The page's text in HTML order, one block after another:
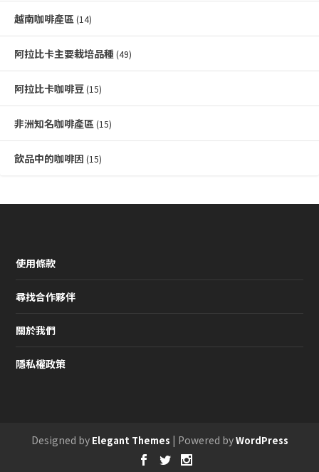
越南咖啡產區 (14)
阿拉比卡主要栽培品種 (49)
阿拉比卡咖啡豆 (15)
非洲知名咖啡產區 (15)
飲品中的咖啡因 (15)
使用條款
尋找合作夥伴
關於我們
隱私權政策
Designed by Elegant Themes | Powered byWordPress